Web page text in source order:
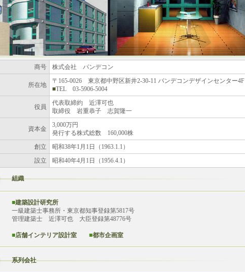
商号 株式会社 パンデコン
所在地
〒165-0026 東京都中野区新井2-30-11 パンデコンデザインセンター4F
■TEL 03-5906-5004
役員
代表取締約 近澤可也
取締役 岩重恭子 志賀隆一
資本金
3,000万円
発行する株式総数 160,000株
創立
昭和38年1月1日（1963.1.1）
設立
昭和40年4月1日（1956.4.1）
組織
■建築設計研究所
建築士事務所・東京都知事登録第5817号
建築士 近澤可也 大臣登録第48776号
■店舗インテリア設計室 ■都市企画室
系列会社